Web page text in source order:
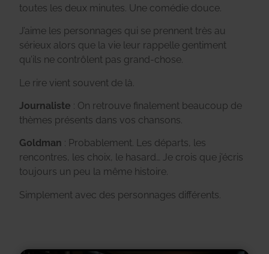
toutes les deux minutes. Une comédie douce.
J’aime les personnages qui se prennent très au
sérieux alors que la vie leur rappelle gentiment
qu’ils ne contrôlent pas grand-chose.
Le rire vient souvent de là.
Journaliste : On retrouve finalement beaucoup de
thèmes présents dans vos chansons.
Goldman : Probablement. Les départs, les
rencontres, les choix, le hasard… Je crois que j’écris
toujours un peu la même histoire.
Simplement avec des personnages différents.